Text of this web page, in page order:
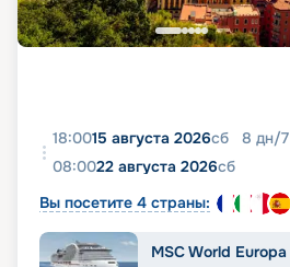
18:0015 августа 2026сб 8 дн/7
08:0022 августа 2026сб
Вы посетите 4 страны:
MSC World Europa